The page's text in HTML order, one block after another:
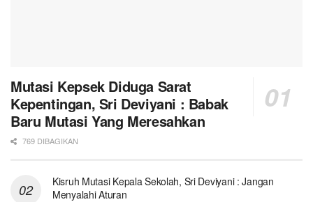
Mutasi Kepsek Diduga Sarat
Kepentingan, Sri Deviyani : Babak
Baru Mutasi Yang Meresahkan
769 DIBAGIKAN
Kisruh Mutasi Kepala Sekolah, Sri Deviyani : Jangan
Menyalahi Aturan